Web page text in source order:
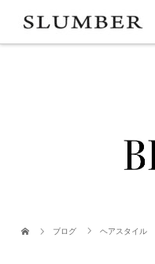
ブログ ヘアスタイル